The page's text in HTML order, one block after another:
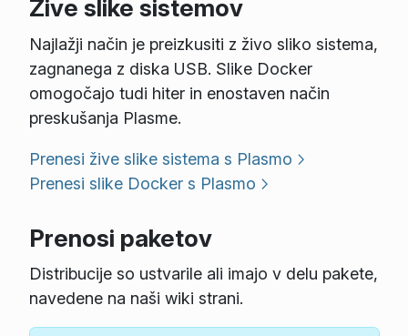
Žive slike sistemov
Najlažji način je preizkusiti z živo sliko sistema,
zagnanega z diska USB. Slike Docker
omogočajo tudi hiter in enostaven način
preskušanja Plasme.
Prenesi žive slike sistema s Plasmo
Prenesi slike Docker s Plasmo
Prenosi paketov
Distribucije so ustvarile ali imajo v delu pakete,
navedene na naši wiki strani.